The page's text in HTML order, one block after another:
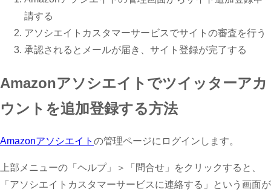
請する
アソシエイトカスタマーサービスでサイトの審査を行う
承認されるとメールが届き、サイト登録が完了する
Amazonアソシエイトでツイッターアカ
ウントを追加登録する方法
Amazonアソシエイト の管理ページにログインします。
上部メニューの「ヘルプ」＞「問合せ」をクリックすると、
「アソシエイトカスタマーサービスに連絡する」という画面が